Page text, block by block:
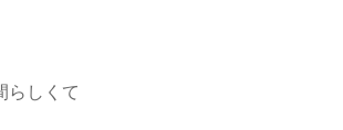
らしくて